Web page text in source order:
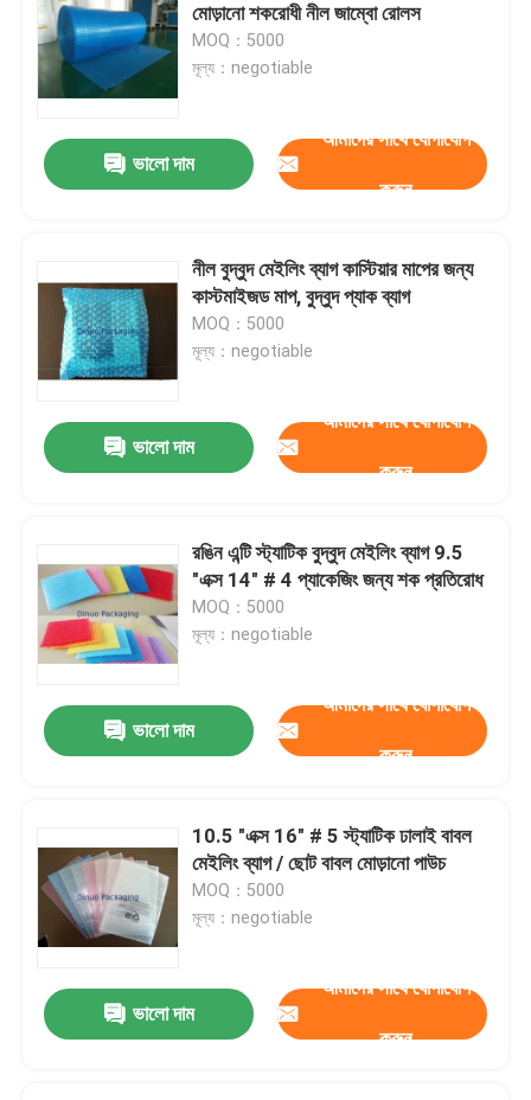
পণ্য
ভিডিও
আমাদের সম্পর্কে
মান নিয়ন্ত্রণ
খবর
মোড়ানো শকরোধী নীল জাম্বো রোলস
MOQ：5000
মূল্য：negotiable
ভালো দাম
আমাদের সাথে যোগাযোগ
করুন
নীল বুদ্বুদ মেইলিং ব্যাগ কাস্টিয়ার মাপের জন্য
কাস্টমাইজড মাপ, বুদ্বুদ প্যাক ব্যাগ
MOQ：5000
মূল্য：negotiable
ভালো দাম
আমাদের সাথে যোগাযোগ
করুন
রঙিন এন্টি স্ট্যাটিক বুদ্বুদ মেইলিং ব্যাগ 9.5
"এক্স 14" # 4 প্যাকেজিং জন্য শক প্রতিরোধ
MOQ：5000
মূল্য：negotiable
ভালো দাম
আমাদের সাথে যোগাযোগ
করুন
10.5 "এক্স 16" # 5 স্ট্যাটিক ঢালাই বাবল
মেইলিং ব্যাগ / ছোট বাবল মোড়ানো পাউচ
MOQ：5000
মূল্য：negotiable
ভালো দাম
আমাদের সাথে যোগাযোগ
করুন